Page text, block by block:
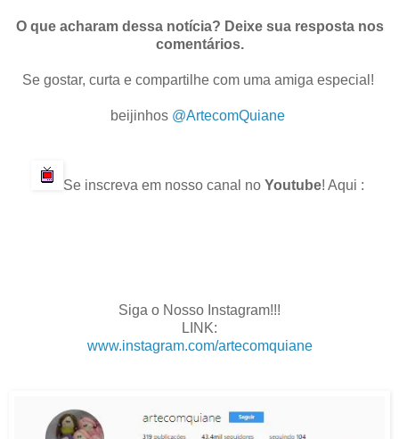
O que acharam dessa notícia? Deixe sua resposta nos
comentários.
Se gostar, curta e compartilhe com uma amiga especial!
beijinhos @ArtecomQuiane
Se inscreva em nosso canal no Youtube! Aqui :
Siga o Nosso Instagram!!!
LINK:
www.instagram.com/artecomquiane